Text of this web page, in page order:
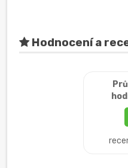
Hodnocení a